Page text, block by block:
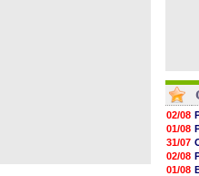
02/08
01/08
31/07
02/08
01/08